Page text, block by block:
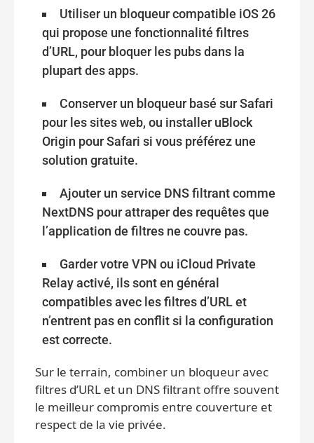
Utiliser un bloqueur compatible iOS 26
qui propose une fonctionnalité filtres
d’URL, pour bloquer les pubs dans la
plupart des apps.
Conserver un bloqueur basé sur Safari
pour les sites web, ou installer uBlock
Origin pour Safari si vous préférez une
solution gratuite.
Ajouter un service DNS filtrant comme
NextDNS pour attraper des requêtes que
l’application de filtres ne couvre pas.
Garder votre VPN ou iCloud Private
Relay activé, ils sont en général
compatibles avec les filtres d’URL et
n’entrent pas en conflit si la configuration
est correcte.
Sur le terrain, combiner un bloqueur avec
filtres d’URL et un DNS filtrant offre souvent
le meilleur compromis entre couverture et
respect de la vie privée.